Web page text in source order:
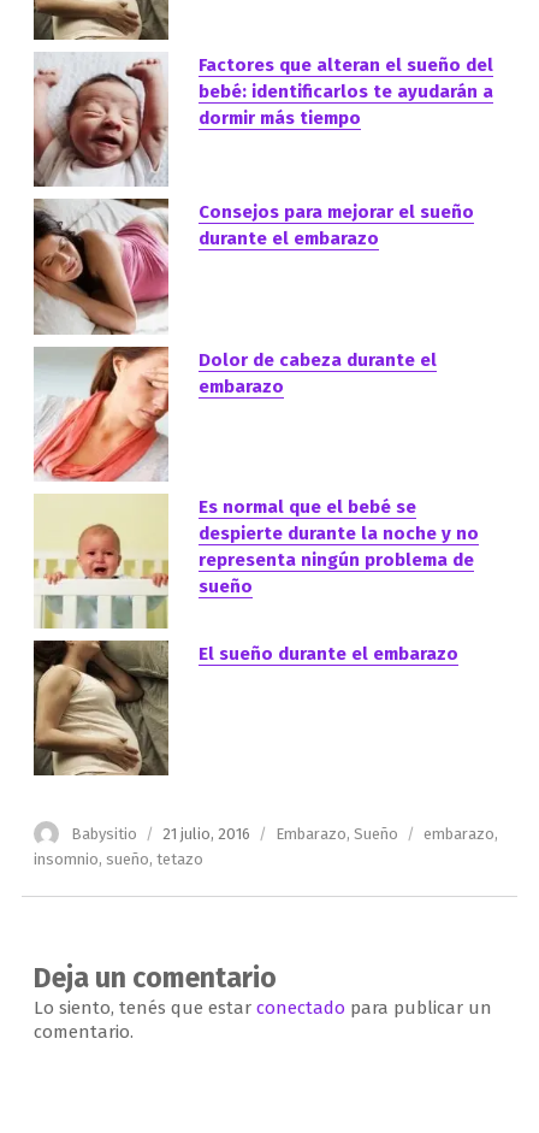
Factores que alteran el sueño del
bebé: identificarlos te ayudarán a
dormir más tiempo
Consejos para mejorar el sueño
durante el embarazo
Dolor de cabeza durante el
embarazo
Es normal que el bebé se
despierte durante la noche y no
representa ningún problema de
sueño
El sueño durante el embarazo
Autor
Babysitio
Publicado
el
21 julio, 2016 Categorías
Embarazo, Sueño Etiquetas
embarazo,
insomnio, sueño, tetazo
Deja un comentario
Lo siento, tenés que estar conectado para publicar un
comentario.